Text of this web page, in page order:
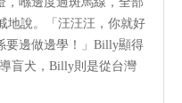
地說。「汪汪汪，你就好
要邊做邊學！」Billy顯得
盲犬，Billy則是從台灣